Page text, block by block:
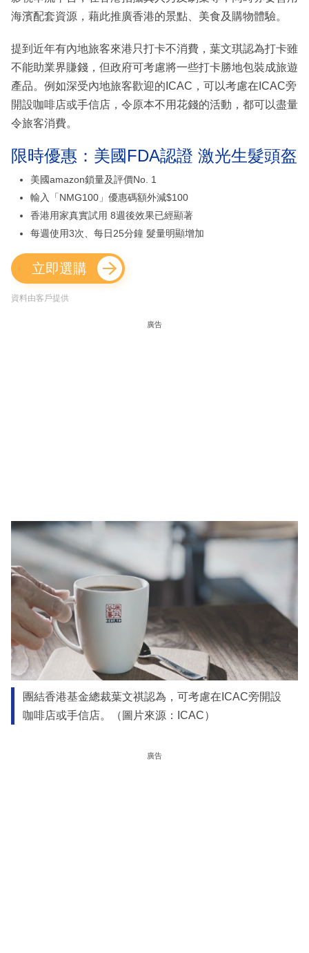
海濱配套資源，藉此推廣香港的景點、美食及購物體驗。
提到近年有內地旅客來港只打卡不消費，葉文琪認為打卡雖
不能助業界賺錢，但政府可考慮將一些打卡勝地包裝成旅遊
產品。例如深受內地旅客歡迎的ICAC，可以考慮在ICAC旁
開設咖啡店或手信店，令原本不用花錢的活動，都可以盡量
令旅客消費。
限時優惠：美國FDA認證 激光生髮頭盔
美國amazon鎖量及評價No. 1
輸入「NMG100」優惠碼額外減$100
香港用家真實試用 8週後效果已經顯著
每週使用3次、每日25分鐘 髮量明顯增加
立即選購
資料由客戶提供
廣告
團結香港基金總裁葉文祺認為，可考慮在ICAC旁開設
咖啡店或手信店。（圖片來源：ICAC）
廣告